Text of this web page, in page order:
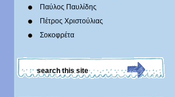
Παύλος Παυλίδης
Πέτρος Χριστούλιας
Σοκοφρέτα